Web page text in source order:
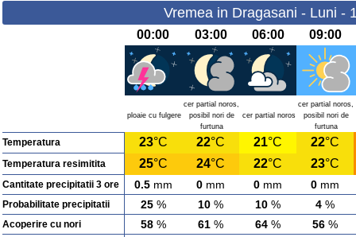
Vremea in Dragasani - Luni -
00:00 03:00 06:00 09:00
ploaie cu fulgere
cer partial noros,
posibil nori de
furtuna
cer partial noros
cer partial noros,
posibil nori de
furtuna
Temperatura 23°C 22°C 21°C 22°C
Temperatura resimitita 25°C 24°C 22°C 23°C
Cantitate precipitatii 3 ore 0.5 mm 0 mm 0 mm 0 mm
Probabilitate precipitatii 25 % 10 % 10 % 4 %
Acoperire cu nori 58 % 61 % 64 % 56 %